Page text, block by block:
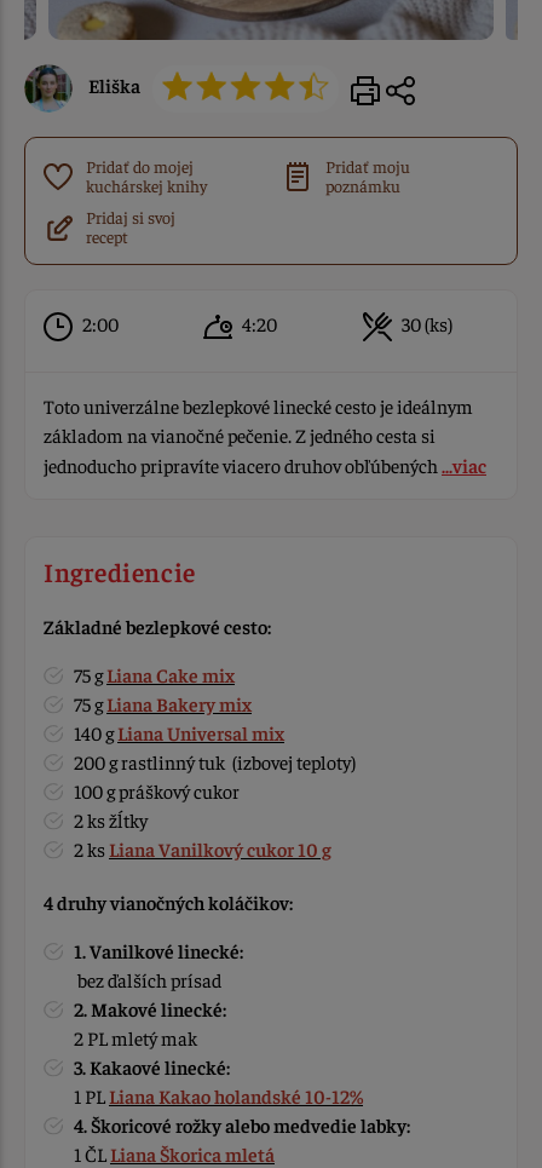
Eliška
Pridať do mojej
kuchárskej knihy
Pridať moju
poznámku
Pridaj si svoj
recept
2:00 4:20 30 (ks)
Toto univerzálne bezlepkové linecké cesto je ideálnym
základom na vianočné pečenie. Z jedného cesta si
jednoducho pripravíte viacero druhov obľúbených ...viac
Ingrediencie
Základné bezlepkové cesto:
75 g Liana Cake mix
75 gLiana Bakery mix
140 gLiana Universal mix
200 g rastlinný tuk (izbovej teploty)
100 g práškový cukor
2 ks žĺtky
2 ks Liana Vanilkový cukor 10 g
4 druhy vianočných koláčikov:
1. Vanilkové linecké:
bez ďalších prísad
2. Makové linecké:
2 PL mletý mak
3. Kakaové linecké:
1 PL Liana Kakao holandské 10-12%
4. Škoricové rožky alebo medvedie labky:
1 ČL Liana Škorica mletá